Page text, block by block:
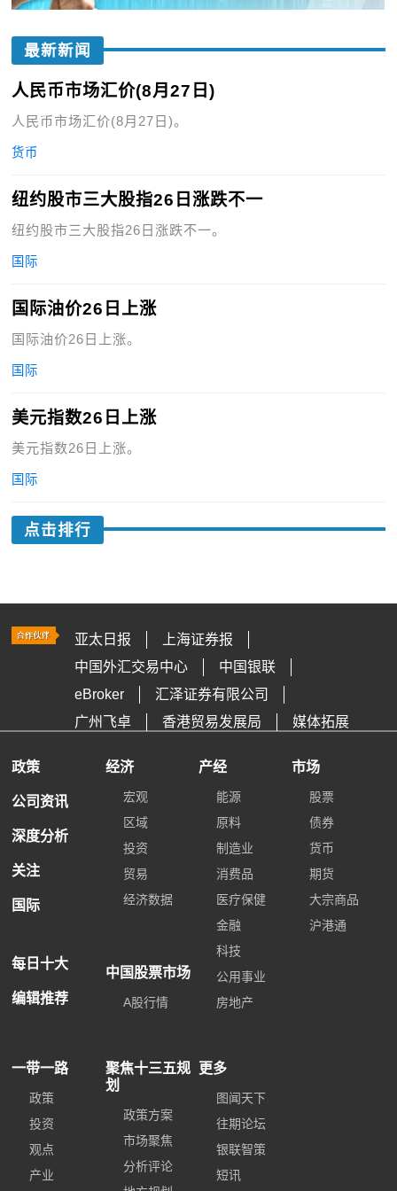
最新新闻
人民币市场汇价(8月27日)
人民币市场汇价(8月27日)。
货币
纽约股市三大股指26日涨跌不一
纽约股市三大股指26日涨跌不一。
国际
国际油价26日上涨
国际油价26日上涨。
国际
美元指数26日上涨
美元指数26日上涨。
国际
点击排行
亚太日报
上海证券报
中国外汇交易中心
中国银联
eBroker
汇泽证券有限公司
广州飞卓
香港贸易发展局 媒体拓展
政策
公司资讯
深度分析
关注
国际
每日十大
编辑推荐
经济
宏观
区域
投资
贸易
经济数据
中国股票市场
A股行情
产经
能源
原料
制造业
消费品
医疗保健
金融
科技
公用事业
房地产
市场
股票
债券
货币
期货
大宗商品
沪港通
一带一路
政策
投资
观点
产业
聚焦十三五规
划
政策方案
市场聚焦
分析评论
更多
图闻天下
往期论坛
银联智策
短讯